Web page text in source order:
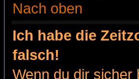
Nach oben
Ich habe die
falsch!
Wenn du dir sicher